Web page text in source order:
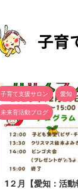
子育
子育て支援サロン 愛知
未来育活動ブログ
1２月【愛知：活動